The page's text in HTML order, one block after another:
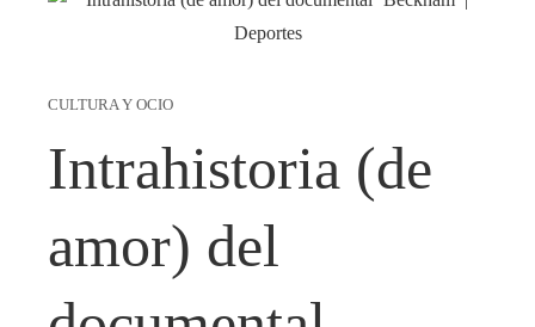
CULTURA Y OCIO
Intrahistoria (de
amor) del